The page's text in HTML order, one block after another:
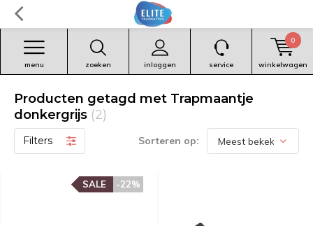
zoeken inloggen
menu service winkelwagen
0
Producten getagd met Trapmaantje
donkergrijs (2)
Filters Sorteren op:
-22%
SALE